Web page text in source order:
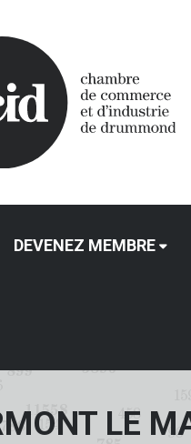
DEVENEZ MEMBRE
LE